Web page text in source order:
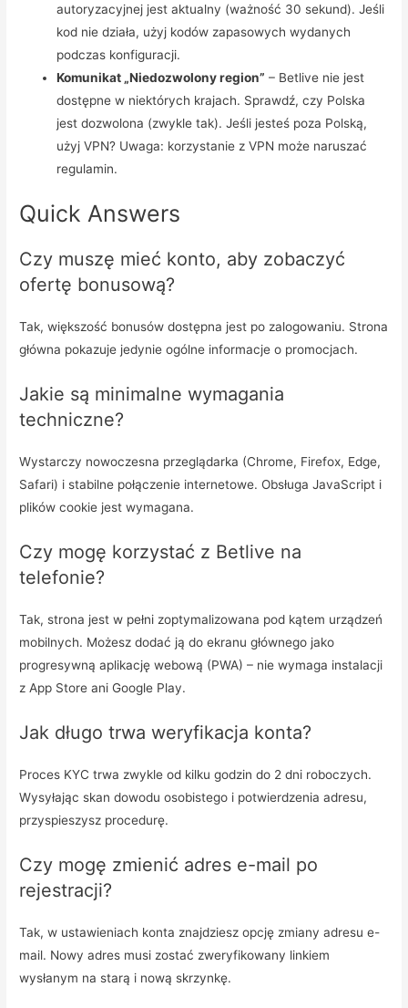
autoryzacyjnej jest aktualny (ważność 30 sekund). Jeśli
kod nie działa, użyj kodów zapasowych wydanych
podczas konfiguracji.
Komunikat „Niedozwolony region” – Betlive nie jest
dostępne w niektórych krajach. Sprawdź, czy Polska
jest dozwolona (zwykle tak). Jeśli jesteś poza Polską,
użyj VPN? Uwaga: korzystanie z VPN może naruszać
regulamin.
Quick Answers
Czy muszę mieć konto, aby zobaczyć
ofertę bonusową?
Tak, większość bonusów dostępna jest po zalogowaniu. Strona
główna pokazuje jedynie ogólne informacje o promocjach.
Jakie są minimalne wymagania
techniczne?
Wystarczy nowoczesna przeglądarka (Chrome, Firefox, Edge,
Safari) i stabilne połączenie internetowe. Obsługa JavaScript i
plików cookie jest wymagana.
Czy mogę korzystać z Betlive na
telefonie?
Tak, strona jest w pełni zoptymalizowana pod kątem urządzeń
mobilnych. Możesz dodać ją do ekranu głównego jako
progresywną aplikację webową (PWA) – nie wymaga instalacji
z App Store ani Google Play.
Jak długo trwa weryfikacja konta?
Proces KYC trwa zwykle od kilku godzin do 2 dni roboczych.
Wysyłając skan dowodu osobistego i potwierdzenia adresu,
przyspieszysz procedurę.
Czy mogę zmienić adres e-mail po
rejestracji?
Tak, w ustawieniach konta znajdziesz opcję zmiany adresu e-
mail. Nowy adres musi zostać zweryfikowany linkiem
wysłanym na starą i nową skrzynkę.